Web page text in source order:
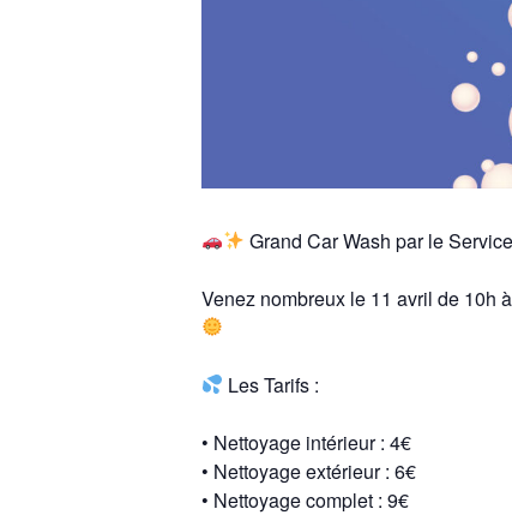
Grand Car Wash par le
Venez nombreux le 11 avril de 10h
Les Tarifs :
• Nettoyage intérieur : 4€
• Nettoyage extérieur : 6€
• Nettoyage complet : 9€